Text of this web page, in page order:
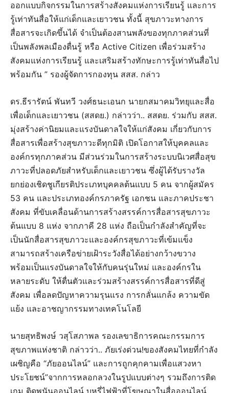
ออกแบบกิจกรรมในการสร้างสังคมแห่งการเรียนรู้ และการ
รู้เท่าทันสื่อให้แก่เด็กและเยาวชน ทั้งนี้ สุขภาวะทางการ
สื่อสารจะเกิดขึ้นได้ จำเป็นต้องสานพลังของทุกภาคส่วนที่
เป็นพลังพลเมืองตื่นรู้ หรือ Active Citizen เพื่อร่วมสร้าง
สังคมแห่งการเรียนรู้ และเสริมสร้างทักษะการรู้เท่าทันสื่อไป
พร้อมกัน ” รองผู้จัดการกองทุน สสส. กล่าว
ดร.ธีรารัตน์ พันทวี วงศ์ธนะเอนก นายกสมาคมวิทยุและสื่อ
เพื่อเด็กและเยาวชน (สสดย.) กล่าวว่า.. สสดย. ร่วมกับ สสส.
มุ่งสร้างค่านิยมและแรงบันดาลใจให้แก่สังคม เกี่ยวกับการ
สื่อสารเพื่อสร้างสุขภาวะดีทุกมิติ เปิดโอกาสให้บุคคลและ
องค์กรทุกภาคส่วน มีส่วนร่วมในการสร้างระบบนิเวศสื่อสุข
ภาวะที่ปลอดภัยสำหรับเด็กและเยาวชน ซึ่งผู้ได้รับรางวัล
ยกย่องเชิดชูเกียรติประเภทบุคคลต้นแบบ 5 คน จากผู้สมัคร
53 คน และประเภทองค์กรภาครัฐ เอกชน และภาคประชา
สังคม ที่ขับเคลื่อนด้านการสร้างสรรค์การสื่อสารสุขภาวะ
ต้นแบบ 8 แห่ง จากภาคี 28 แห่ง ถือเป็นกำลังสำคัญที่จะ
เป็นนักสื่อสารสุขภาวะและองค์กรสุขภาวะที่เข้มแข็ง
สามารถสร้างเครือข่ายเฝ้าระวังสื่อได้อย่างกว้างขวาง
พร้อมเป็นแรงบันดาลใจให้กับคนรุ่นใหม่ และองค์กรใน
หลายระดับ ให้ตื่นตัวและร่วมสร้างสรรค์การสื่อสารที่ดีสู่
สังคม เพื่อลดปัญหาความรุนแรง การกลั่นแกล้ง ความขัด
แย้ง และอาชญากรรมทางเทคโนโลยี
นายสุทธิพงษ์ วสุโสภาพล รองเลขาธิการคณะกรรมการ
สุขภาพแห่งชาติ กล่าวว่า.. ภัยเร่งด่วน!ของสังคมไทยที่กำลัง
เผชิญคือ “ภัยออนไลน์” และการถูกคุกคามเพื่อแสวงหา
ประโยชน์”จากการหลอกลวงในรูปแบบต่างๆ รวมถึงการติด
เกม ติดพนันออนไลน์ บุหรี่ไฟฟ้าที่โฆษณาในสื่อออนไลน์